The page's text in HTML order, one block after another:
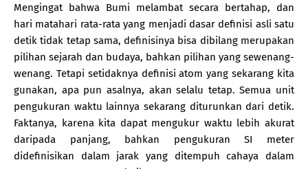
Mengingat bahwa Bumi melambat secara bertahap, dan
hari matahari rata-rata yang menjadi dasar definisi asli satu
detik tidak tetap sama, definisinya bisa dibilang merupakan
pilihan sejarah dan budaya, bahkan pilihan yang sewenang-
wenang. Tetapi setidaknya definisi atom yang sekarang kita
gunakan, apa pun asalnya, akan selalu tetap. Semua unit
pengukuran waktu lainnya sekarang diturunkan dari detik.
Faktanya, karena kita dapat mengukur waktu lebih akurat
daripada panjang, bahkan pengukuran SI meter
didefinisikan dalam jarak yang ditempuh cahaya dalam